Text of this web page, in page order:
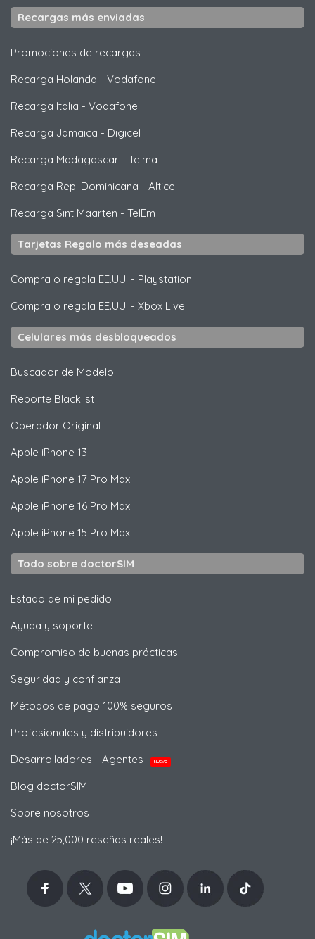
Recargas más enviadas
Promociones de recargas
Recarga Holanda - Vodafone
Recarga Italia - Vodafone
Recarga Jamaica - Digicel
Recarga Madagascar - Telma
Recarga Rep. Dominicana - Altice
Recarga Sint Maarten - TelEm
Tarjetas Regalo más deseadas
Compra o regala EE.UU. - Playstation
Compra o regala EE.UU. - Xbox Live
Celulares más desbloqueados
Buscador de Modelo
Reporte Blacklist
Operador Original
Apple iPhone 13
Apple iPhone 17 Pro Max
Apple iPhone 16 Pro Max
Apple iPhone 15 Pro Max
Todo sobre doctorSIM
Estado de mi pedido
Ayuda y soporte
Compromiso de buenas prácticas
Seguridad y confianza
Métodos de pago 100% seguros
Profesionales y distribuidores
Desarrolladores - Agentes
NUEVO
Blog doctorSIM
Sobre nosotros
¡Más de 25,000 reseñas reales!